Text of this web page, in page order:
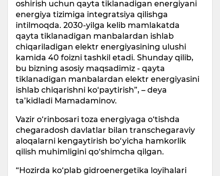
oshirish uchun qayta tiklanadigan energiyani
energiya tizimiga integratsiya qilishga
intilmoqda. 2030-yilga kelib mamlakatda
qayta tiklanadigan manbalardan ishlab
chiqariladigan elektr energiyasining ulushi
kamida 40 foizni tashkil etadi. Shunday qilib,
bu bizning asosiy maqsadimiz - qayta
tiklanadigan manbalardan elektr energiyasini
ishlab chiqarishni ko‘paytirish”, – deya
ta’kidladi Mamadaminov.
Vazir o‘rinbosari toza energiyaga o‘tishda
chegaradosh davlatlar bilan transchegaraviy
aloqalarni kengaytirish bo‘yicha hamkorlik
qilish muhimligini qo‘shimcha qilgan.
“Hozirda ko‘plab gidroenergetika loyihalari